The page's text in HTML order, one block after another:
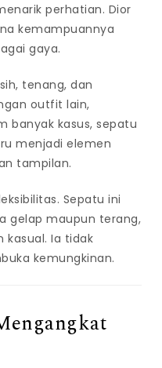
perhatian. Dior
kemampuannya
gaya.
tenang, dan
outfit lain,
banyak kasus, sepatu
menjadi elemen
tampilan.
Sepatu ini
gelap maupun terang,
kasual. Ia tidak
kemungkinan.